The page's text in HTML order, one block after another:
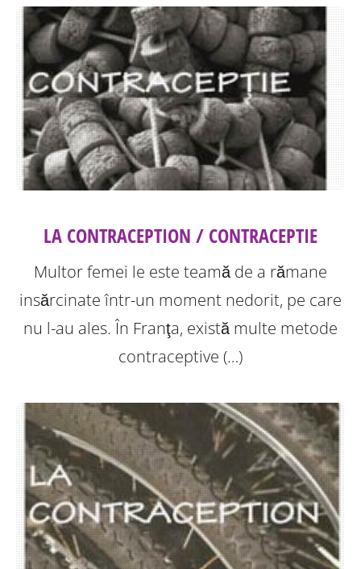
LA CONTRACEPTION / CONTRACEPTIE
Multor femei le este teamă de a rămane
insărcinate într-un moment nedorit, pe care
nu l-au ales. În Franţa, există multe metode
contraceptive (…)